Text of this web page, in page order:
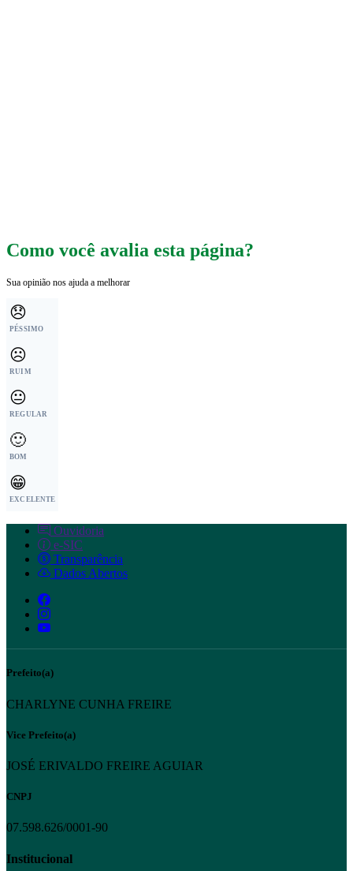
Como você avalia esta página?
Sua opinião nos ajuda a melhorar
😞
PÉSSIMO
☹️
RUIM
😐
REGULAR
🙂
BOM
😁
EXCELENTE
Ouvidoria
e-SIC
Transparência
Dados Abertos
Prefeito(a)
CHARLYNE CUNHA FREIRE
Vice Prefeito(a)
JOSÉ ERIVALDO FREIRE AGUIAR
CNPJ
07.598.626/0001-90
Institucional